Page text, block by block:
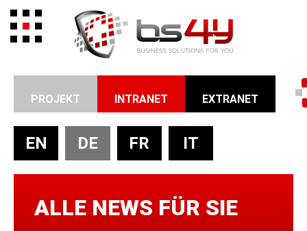
PROJEKT INTRANET EXTRANET
ALLE NEWS FÜR SIE
EN DE FR IT